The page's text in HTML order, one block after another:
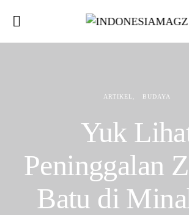
ARTIKEL BUDAYA
Yuk
Peninggalan
Batu di